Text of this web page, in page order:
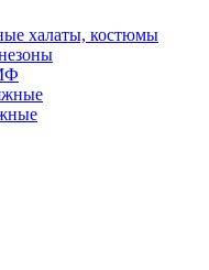
халаты, костюмы